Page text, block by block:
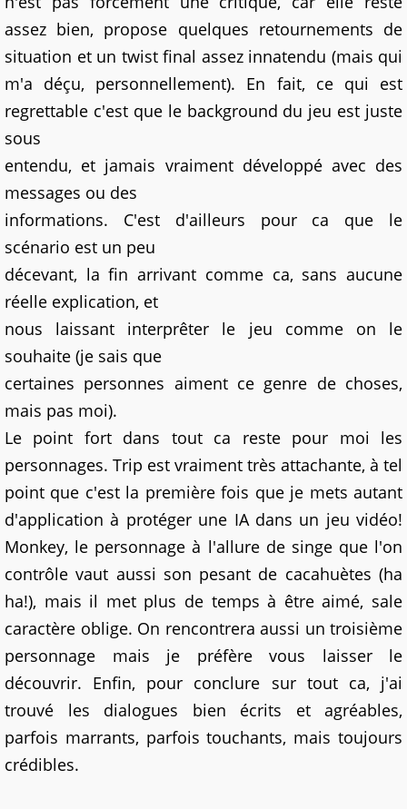
assez bien, propose quelques retournements de
situation et un twist final assez innatendu (mais qui
m'a déçu, personnellement). En fait, ce qui est
regrettable c'est que le background du jeu est juste
sous
entendu, et jamais vraiment développé avec des
messages ou des
informations. C'est d'ailleurs pour ca que le
scénario est un peu
décevant, la fin arrivant comme ca, sans aucune
réelle explication, et
nous laissant interprêter le jeu comme on le
souhaite (je sais que
certaines personnes aiment ce genre de choses,
mais pas moi).
Le point fort dans tout ca reste pour moi les
personnages. Trip est vraiment très attachante, à tel
point que c'est la première fois que je mets autant
d'application à protéger une IA dans un jeu vidéo!
Monkey, le personnage à l'allure de singe que l'on
contrôle vaut aussi son pesant de cacahuètes (ha
ha!), mais il met plus de temps à être aimé, sale
caractère oblige. On rencontrera aussi un troisième
personnage mais je préfère vous laisser le
découvrir. Enfin, pour conclure sur tout ca, j'ai
trouvé les dialogues bien écrits et agréables,
parfois marrants, parfois touchants, mais toujours
crédibles.